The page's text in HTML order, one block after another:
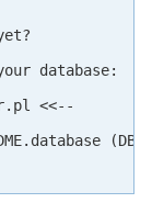
database:
<<--
(DB